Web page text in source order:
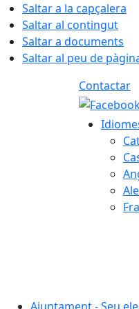
Saltar a la capçalera
Saltar al contingut
Saltar a documents
Saltar al peu de
Contactar